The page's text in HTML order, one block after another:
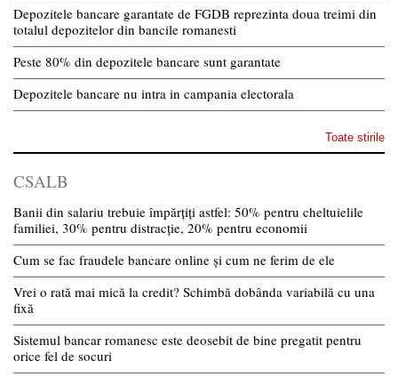
Depozitele bancare garantate de FGDB reprezinta doua treimi din
totalul depozitelor din bancile romanesti
Peste 80% din depozitele bancare sunt garantate
Depozitele bancare nu intra in campania electorala
Toate stirile
CSALB
Banii din salariu trebuie împărțiți astfel: 50% pentru cheltuielile
familiei, 30% pentru distracție, 20% pentru economii
Cum se fac fraudele bancare online și cum ne ferim de ele
Vrei o rată mai mică la credit? Schimbă dobânda variabilă cu una
fixă
Sistemul bancar romanesc este deosebit de bine pregatit pentru
orice fel de socuri